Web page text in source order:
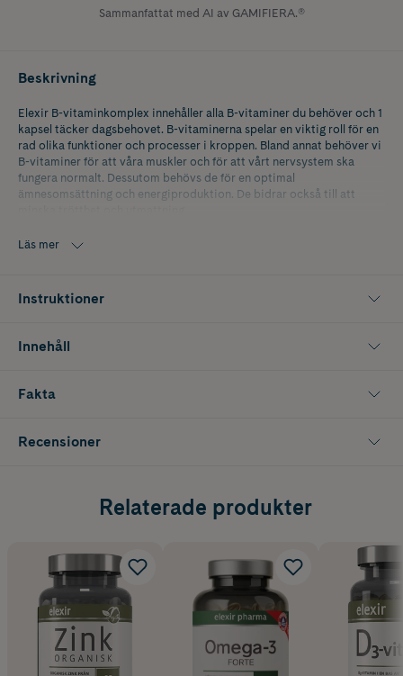
Sammanfattat med AI av GAMIFIERA.®
Beskrivning
Elexir B-vitaminkomplex innehåller alla B-vitaminer du behöver och 1
kapsel täcker dagsbehovet. B-vitaminerna spelar en viktig roll för en
rad olika funktioner och processer i kroppen. Bland annat behöver vi
B-vitaminer för att våra muskler och för att vårt nervsystem ska
fungera normalt. Dessutom behövs de för en optimal
ämnesomsättning och energiproduktion. De bidrar också till att
Personer som utsätts för stress och fysisk aktivitet, som ökar
varierad kost och en hälsosam livsstil.
konserveringsmedel och artificiella färg- och smakämnen.
övergångsperiod kan förpackningen därför variera mellan den äldre
Läs mer
Instruktioner
Innehåll
Fakta
Recensioner
Relaterade produkter